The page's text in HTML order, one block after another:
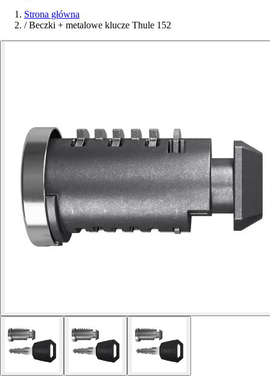
Strona główna
/ Beczki + metalowe klucze Thule 152